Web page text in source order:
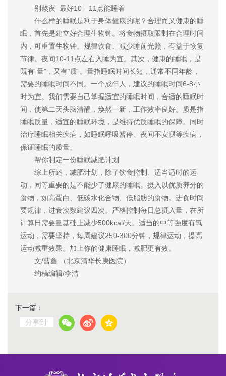
别熬夜 最好10—11点能睡着
什么样的睡眠是利于身体健康的呢？合理而又健康的睡
眠，首先是建立好合理生物钟。将食物摄取限制在合理时间
内，可重置生物钟。规律饮食、减少睡前光照，有益于恢复
节律。夜间10-11点左右入睡为宜。其次，健康的睡眠，是
既有“量”，又有“质”。量指睡眠时间长短，通常不同年龄，
需要的睡眠时间不同。一个成年人，建议的睡眠时间6-8小
时为宜。我们需要自己掌握适宜的睡眠时间，合适的睡眠时
间，使第二天头脑清醒，焕然一新，工作效率良好。质是指
睡眠质量，适宜的睡眠环境，是维持优质睡眠的保障。同时
治疗睡眠相关疾病，如睡眠呼吸暂停、夜间不安腿等疾病，
保证睡眠的质量。
帮你制定一份睡眠减肥计划
综上所述，减肥计划，除了饮食控制、适当适时的运
动，同等重要的是不能少了健康的睡眠。摄入以优质养分的
食物，如高蛋白、低碳水化合物、低脂肪的食物。进食时间
要规律，进食次数建议四次。严格控制每日总摄入量，在所
计算日需要量基础上减少500kcal/天。适当的中等强度有氧
运动，需要坚持，每周建议250-300分钟，规律运动，提高
运动减重效果。加上你的健康睡眠，减肥更有效。
文/曹鑫 （北京清华长庚医院）
约稿编辑/李洁
下一篇：
分享到: